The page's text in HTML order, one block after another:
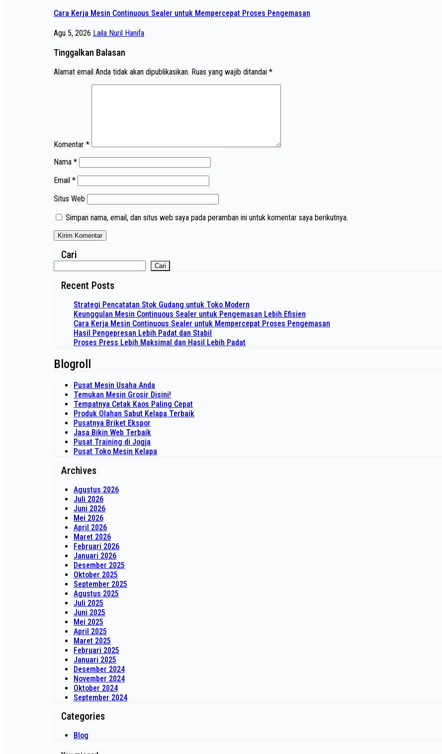
Cara Kerja Mesin Continuous Sealer untuk Mempercepat Proses Pengemasan
Agu 5, 2026 Laila Nuril Hanifa
Tinggalkan Balasan
Alamat email Anda tidak akan dipublikasikan. Ruas yang wajib ditandai *
Komentar *
Nama *
Email *
Situs Web
Simpan nama, email, dan situs web saya pada peramban ini untuk komentar saya berikutnya.
Cari
Cari
Recent Posts
Strategi Pencatatan Stok Gudang untuk Toko Modern
Keunggulan Mesin Continuous Sealer untuk Pengemasan Lebih Efisien
Cara Kerja Mesin Continuous Sealer untuk Mempercepat Proses Pengemasan
Hasil Pengepresan Lebih Padat dan Stabil
Proses Press Lebih Maksimal dan Hasil Lebih Padat
Blogroll
Pusat Mesin Usaha Anda
Temukan Mesin Grosir Disini!
Tempatnya Cetak Kaos Paling Cepat
Produk Olahan Sabut Kelapa Terbaik
Pusatnya Briket Ekspor
Jasa Bikin Web Terbaik
Pusat Training di Jogja
Pusat Toko Mesin Kelapa
Archives
Agustus 2026
Juli 2026
Juni 2026
Mei 2026
April 2026
Maret 2026
Februari 2026
Januari 2026
Desember 2025
Oktober 2025
September 2025
Agustus 2025
Juli 2025
Juni 2025
Mei 2025
April 2025
Maret 2025
Februari 2025
Januari 2025
Desember 2024
November 2024
Oktober 2024
September 2024
Categories
Blog